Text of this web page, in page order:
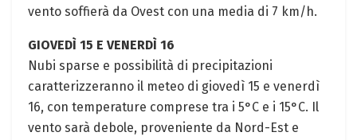
vento soffierà da Ovest con una media di 7 km/h.
GIOVEDÌ 15 E VENERDÌ 16
Nubi sparse e possibilità di precipitazioni
caratterizzeranno il meteo di giovedì 15 e venerdì
16, con temperature comprese tra i 5°C e i 15°C. Il
vento sarà debole, proveniente da Nord-Est e